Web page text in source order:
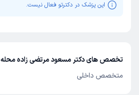
این پزشک در دکترتو فعال نیست.
تخصص های دکتر مسعود مرتضی زاده محله
متخصص داخلی